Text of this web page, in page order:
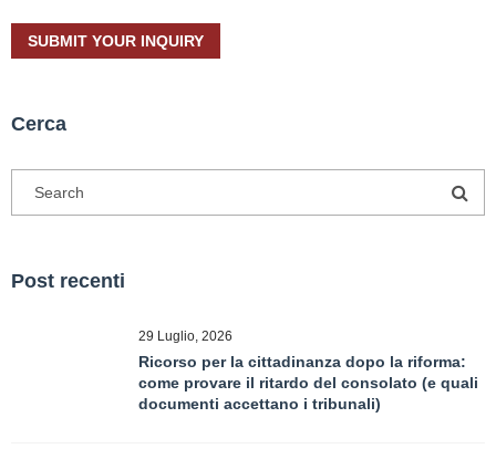
Cerca
Post recenti
29 Luglio, 2026
Ricorso per la cittadinanza dopo la riforma:
come provare il ritardo del consolato (e quali
documenti accettano i tribunali)